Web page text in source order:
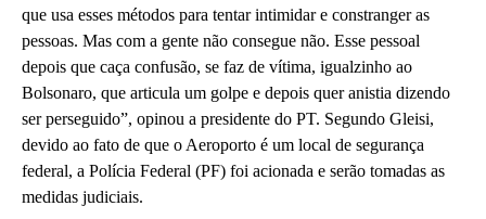
que usa esses métodos para tentar intimidar e constranger as
pessoas. Mas com a gente não consegue não. Esse pessoal
depois que caça confusão, se faz de vítima, igualzinho ao
Bolsonaro, que articula um golpe e depois quer anistia dizendo
ser perseguido”, opinou a presidente do PT. Segundo Gleisi,
devido ao fato de que o Aeroporto é um local de segurança
federal, a Polícia Federal (PF) foi acionada e serão tomadas as
medidas judiciais.